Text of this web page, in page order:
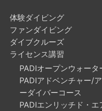
体験ダイビング
ファンダイビング
ダイブクルーズ
ライセンス講習
PADIオープンウォー
PADIアドベンチャー/
ーダイバーコース
PADIエンリッチド・